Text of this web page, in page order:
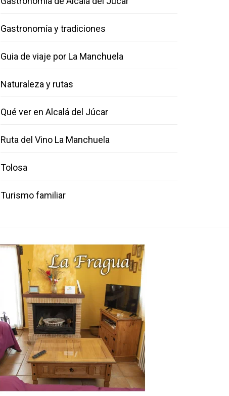
Gastronomía y tradiciones
Guia de viaje por La Manchuela
Naturaleza y rutas
Qué ver en Alcalá del Júcar
Ruta del Vino La Manchuela
Tolosa
Turismo familiar